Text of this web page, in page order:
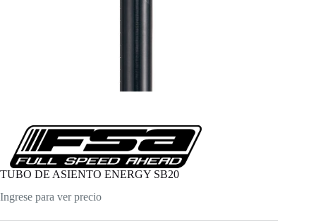
TUBO DE ASIENTO ENERGY SB20
Ingrese para ver precio